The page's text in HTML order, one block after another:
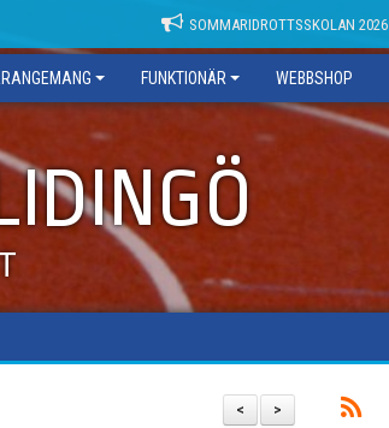
SOMMARIDROTTSSKOLAN 2026
FUNKTIONÄR WEBBSHOP
>
<